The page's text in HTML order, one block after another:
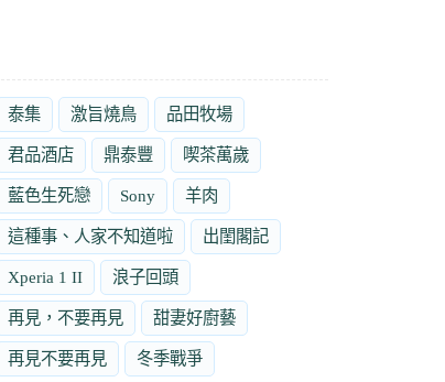
泰集 激旨燒鳥 品田牧場
君品酒店 鼎泰豐 喫茶萬歲
藍色生死戀 Sony 羊肉
這種事、人家不知道啦 出閨閣記
Xperia 1 II 浪子回頭
再見，不要再見 甜妻好廚藝
再見不要再見 冬季戰爭